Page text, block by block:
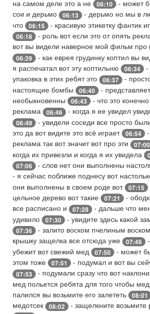
на самом деле это а не
06:10
- может
сои и дерьмо
06:13
- дерьмо но мы в
что
06:15 - красивую этикетку фантик
06:18 - роль вот если это от опять
вот вы видели наверное мой фильм про
06:29 - как еврея грудинку коптил вы
я распечатал вот эту коптильню
06:34
-
упаковка в этих ребят это
06:37
-
настоящие бомбы
06:40
-
необыкновенны
06:43
- что это
реклама
06:46 - когда я ее увидел
06:49 - увидели соседи все просто
это да вот видите это всё играет 06:54
реклама так вот значит вот про эти
07:00
когда их привезли и когда я их увидела
07:06 - слов нет они выполнены
- я сейчас поближе поднесу вот
они выполнены в своем роде вот 07:15
цельное дерево вот такие
07:21
-
все расписано и
07:28
- дальше что
удивило
07:30 - увидите здесь какой
07:36 - залито воском пчелиным воском
крышку защелка все отсюда уже
07:46
убежит вот свежий мед
07:50
- может
этом тоже
07:51 - подумал и вот вы
07:53 - подумали сразу что вот
мед польется ребята для того чтобы мед
палился вы возьмите его залететь
08:01
медотсек
08:02 - защелкните возьмите